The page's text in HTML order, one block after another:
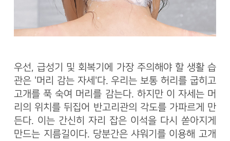
우선, 급성기 및 회복기에 가장 주의해야 할 생활 습
관은 '머리 감는 자세'다. 우리는 보통 허리를 굽히고
고개를 푹 숙여 머리를 감는다. 하지만 이 자세는 머
리의 위치를 뒤집어 반고리관의 각도를 가파르게 만
든다. 이는 간신히 자리 잡은 이석을 다시 쏟아지게
만드는 지름길이다. 당분간은 샤워기를 이용해 고개